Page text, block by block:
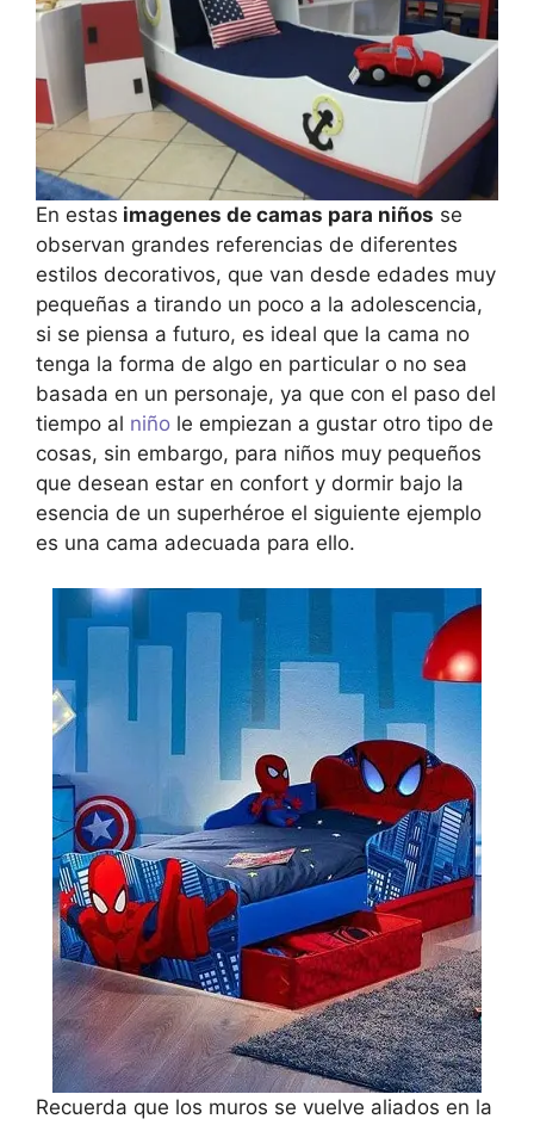
En estas imagenes de camas para niños se
observan grandes referencias de diferentes
estilos decorativos, que van desde edades muy
pequeñas a tirando un poco a la adolescencia,
si se piensa a futuro, es ideal que la cama no
tenga la forma de algo en particular o no sea
basada en un personaje, ya que con el paso del
tiempo al niño le empiezan a gustar otro tipo de
cosas, sin embargo, para niños muy pequeños
que desean estar en confort y dormir bajo la
esencia de un superhéroe el siguiente ejemplo
es una cama adecuada para ello.
Recuerda que los muros se vuelve aliados en la